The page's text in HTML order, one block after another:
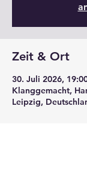
Zeit & Ort
30. Juli 2026,
Klanggemacht,
Leipzig,